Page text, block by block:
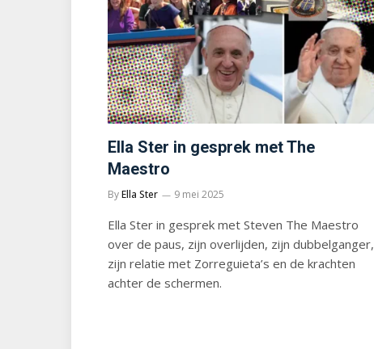
Ella Ster in gesprek met The
Maestro
ByElla Ster 9 mei 2025
Ella Ster in gesprek met Steven The Maestro
over de paus, zijn overlijden, zijn dubbelganger,
zijn relatie met Zorreguieta’s en de krachten
achter de schermen.